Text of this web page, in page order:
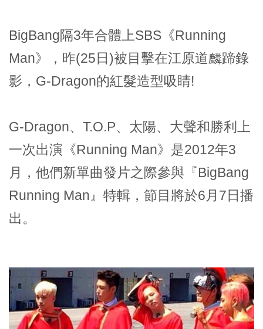
BigBang隔3年合體上SBS《Running
Man》，昨(25日)被目擊在江原道麟蹄錄
影，G-Dragon的紅髮造型吸睛!
G-Dragon、T.O.P、太陽、大聲和勝利上
一次出演《Running Man》是2012年3
月，他們新單曲發片之際參與『BigBang
Running Man』特輯，節目將於6月7日播
出。